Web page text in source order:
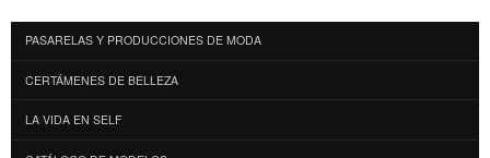
new
window)
new
window)
new
window)
new
window)
PASARELAS Y PRODUCCIONES DE MODA
CERTÁMENES DE BELLEZA
LA VIDA EN SELF